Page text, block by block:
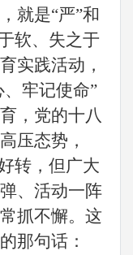
就是“严”和
软、失之于
实践活动，
牢记使命”
，党的十八
压态势，
转，但广大
、活动一阵
抓不懈。这
那句话：